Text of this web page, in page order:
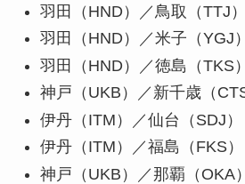
羽田（HND）／鳥取（TTJ）
羽田（HND）／米子（YGJ）
羽田（HND）／徳島（TKS）
神戸（UKB）／新千歳（CTS
伊丹（ITM）／仙台（SDJ）
伊丹（ITM）／福島（FKS）
神戸（UKB）／那覇（OKA）